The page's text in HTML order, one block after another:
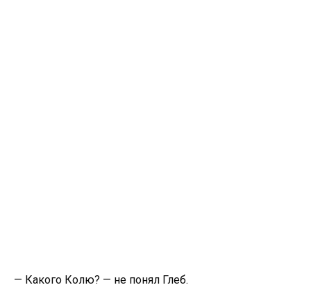
— Какого Колю? — не понял Глеб.